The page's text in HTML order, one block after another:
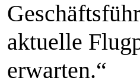
aktuelle
erwarten.“